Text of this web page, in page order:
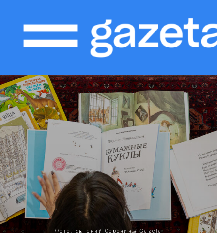
Фото: Евгений Сорочин / Gazeta